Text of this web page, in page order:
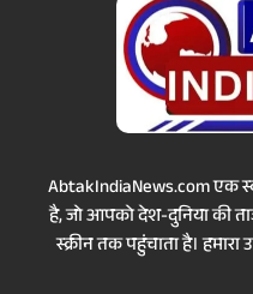
AbtakIndiaNews.com एक
है, जो आपको देश-दुनिया की
स्क्रीन तक पहुंचाता है।